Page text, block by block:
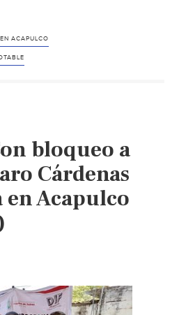
ACAPULCO
bloqueo a
Cárdenas
en Acapulco